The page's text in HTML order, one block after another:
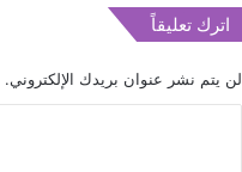
"
ك
ف
5
2
اترك تعليقاً
لن يتم نشر عنوان بريدك الإلكتروني.